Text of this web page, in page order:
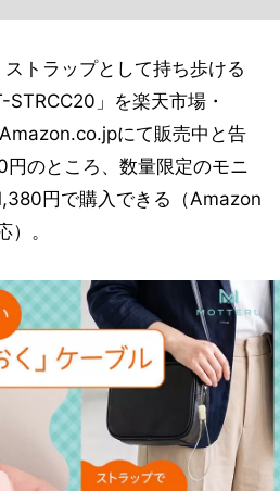
トラップとして持ち歩ける
」を楽天市場・
にて販売中と告
のところ、数量限定のモニ
円で購入できる（Amazon
。